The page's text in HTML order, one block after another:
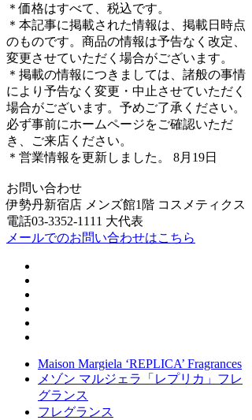
＊価格はすべて、税込です。
＊本記事に掲載された情報は、掲載日時点
のものです。商品の情報は予告なく改定、
変更させていただく場合がございます。
＊掲載の情報につきましては、諸般の事情
により予告なく変更・中止させていただく
場合がございます。予めご了承ください。
必ず事前にホームページをご確認いただ
き、ご来店ください。
＊営業情報を更新しました。 8月19日
お問い合わせ
伊勢丹新宿店 メンズ館1階 コスメティクス
電話03-3352-1111 大代表
メールでのお問い合わせはこちら
Maison Margiela ‘REPLICA’ Fragrances
メゾン マルジェラ「レプリカ」フレ
グランス
フレグランス